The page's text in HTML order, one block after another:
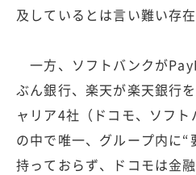
及しているとは言い難い存在
一方、ソフトバンクが
ぶん銀行、楽天が楽天銀行
ャリア4社（ドコモ、ソフト
の中で唯一、グループ内に“
持っておらず、ドコモは金